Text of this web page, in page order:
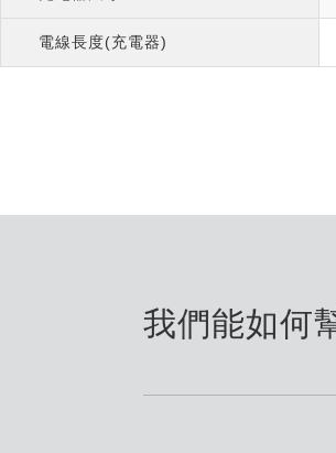
電線長度(充電器)
我們能如何